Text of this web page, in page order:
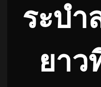
ระบำ
ยาว